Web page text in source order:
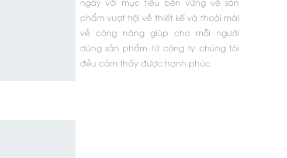
ngày với mục tiêu bền vững về sản
phẩm vượt trội về thiết kế và thoải mái
về công năng giúp cho mỗi người
dùng sản phẩm từ công ty chúng tôi
đều cảm thấy được hạnh phúc